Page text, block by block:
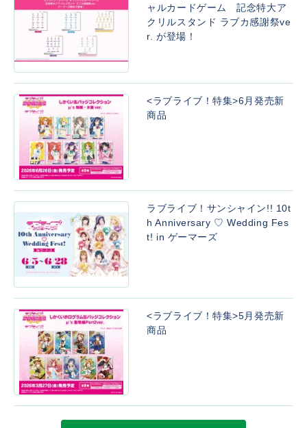
ャルカードゲーム 記念特大ア
クリルスタンド ラブカ感謝祭ve
r. が登場！
<ラブライブ！特集>6月発売新
商品
ラブライブ！サンシャイン!! 10t
h Anniversary ♡ Wedding Fes
t! in ゲーマーズ
<ラブライブ！特集>5月発売新
商品